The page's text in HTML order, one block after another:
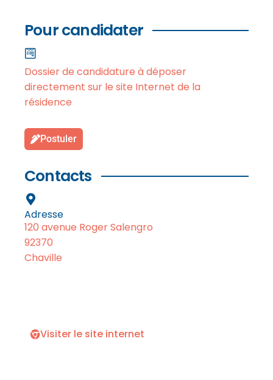
Pour candidater
Dossier de candidature à déposer
directement sur le site Internet de la
résidence
Postuler
Contacts
Adresse
120 avenue Roger Salengro
92370
Chaville
Visiter le site internet